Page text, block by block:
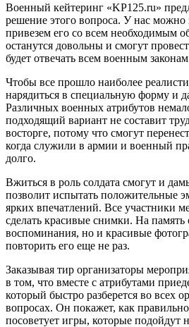
Военный кейтеринг «KP125.ru»
решение этого вопроса. У нас можно
привезем его со всем необходимым
останутся довольны и смогут
будет отвечать всем военным
Чтобы все прошло наиболее
нарядиться в специальную форму и
Различных военных атрибутов
подходящий вариант не составит
восторге, потому что смогут
когда служили в армии и военный
долго.
Вжиться в роль солдата смогут и
позволит испытать положительные
ярких впечатлений. Все участники
сделать красивые снимки. На память
воспоминания, но и красивые
повторить его еще не раз.
Заказывая тир организаторы
в том, что вместе с атрибутами
который быстро разберется во всех
вопросах. Он покажет, как
посоветует игры, которые подойдут